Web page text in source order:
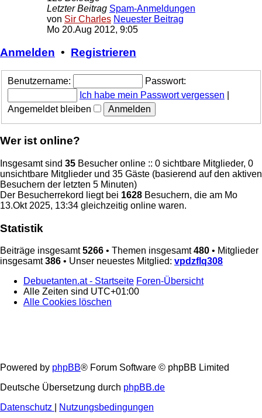
Letzter Beitrag Spam-Anmeldungen
von Sir Charles Neuester Beitrag
Mo 20.Aug 2012, 9:05
Anmelden • Registrieren
Benutzername:
Passwort:
Ich habe mein Passwort vergessen
Angemeldet bleiben
Wer ist online?
Insgesamt sind 35 Besucher online :: 0 sichtbare Mitglieder, 0
unsichtbare Mitglieder und 35 Gäste (basierend auf den aktiven
Besuchern der letzten 5 Minuten)
Der Besucherrekord liegt bei 1628 Besuchern, die am Mo
13.Okt 2025, 13:34 gleichzeitig online waren.
Statistik
Beiträge insgesamt5266 • Themen insgesamt480 • Mitglieder
insgesamt386 • Unser neuestes Mitglied: vpdzflq308
Debuetanten.at - Startseite Foren-Übersicht
Alle Zeiten sind UTC+01:00
Alle Cookies löschen
Powered by phpBB® Forum Software © phpBB Limited
Deutsche Übersetzung durch phpBB.de
Datenschutz
Nutzungsbedingungen